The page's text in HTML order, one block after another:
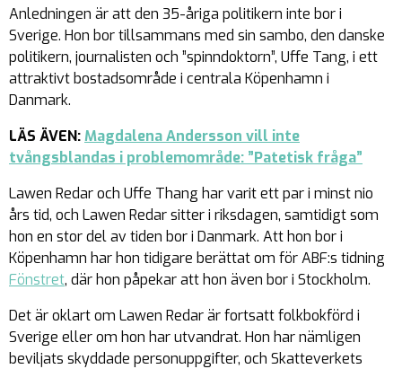
Anledningen är att den 35-åriga politikern inte bor i
Sverige. Hon bor tillsammans med sin sambo, den danske
politikern, journalisten och ”spinndoktorn”, Uffe Tang, i ett
attraktivt bostadsområde i centrala Köpenhamn i
Danmark.
LÄS ÄVEN:Magdalena Andersson vill inte
tvångsblandas i problemområde: ”Patetisk fråga”
Lawen Redar och Uffe Thang har varit ett par i minst nio
års tid, och Lawen Redar sitter i riksdagen, samtidigt som
hon en stor del av tiden bor i Danmark. Att hon bor i
Köpenhamn har hon tidigare berättat om för ABF:s tidning
Fönstret, där hon påpekar att hon även bor i Stockholm.
Det är oklart om Lawen Redar är fortsatt folkbokförd i
Sverige eller om hon har utvandrat. Hon har nämligen
beviljats skyddade personuppgifter, och Skatteverkets